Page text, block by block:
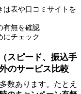
は表や口コミサイトを
有無を確認
にチェック
スピード、振込手
のサービス比較
数あります。たとえ